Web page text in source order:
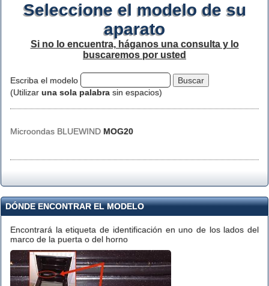
Seleccione el modelo de su
aparato
Si no lo encuentra, háganos una consulta y lo
buscaremos por usted
Escriba el modelo
(Utilizar una sola palabra sin espacios)
Microondas BLUEWIND MOG20
DÓNDE ENCONTRAR EL MODELO
Encontrará la etiqueta de identificación en uno de los lados del
marco de la puerta o del horno